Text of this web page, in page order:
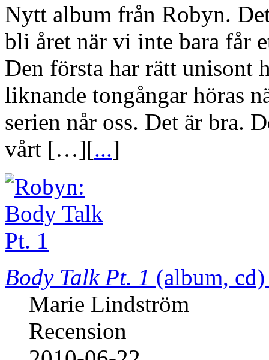
Nytt album från Robyn.
bli året när vi inte bara får
Den första har rätt unisont
liknande tongångar höras
serien når oss. Det är bra.
vårt […][...]
Body Talk Pt. 1 (album, cd)
Marie Lindström
Recension